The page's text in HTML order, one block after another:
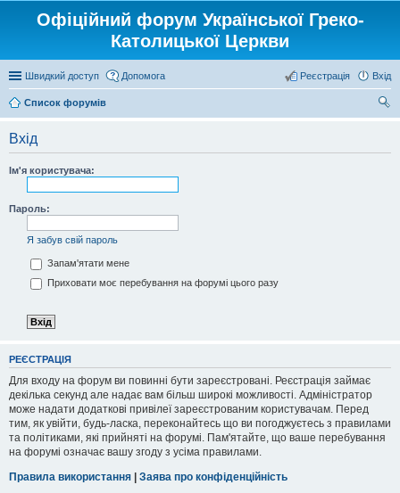
Офіційний форум Української Греко-
Католицької Церкви
Швидкий доступ Допомога Вхід
Реєстрація
Список форумів
Вхід
Ім'я користувача:
Пароль:
Я забув свій пароль
Запам'ятати мене
Приховати моє перебування на форумі цього разу
РЕЄСТРАЦІЯ
Для входу на форум ви повинні бути зареєстровані. Реєстрація займає
декілька секунд але надає вам більш широкі можливості. Адміністратор
може надати додаткові привілеї зареєстрованим користувачам. Перед
тим, як увійти, будь-ласка, переконайтесь що ви погоджуєтесь з правилами
та політиками, які прийняті на форумі. Пам'ятайте, що ваше перебування
на форумі означає вашу згоду з усіма правилами.
Правила використання | Заява про конфіденційність